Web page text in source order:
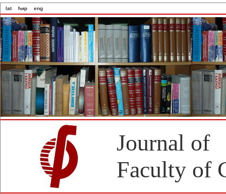
lat ћир eng
Journal of
Faculty of